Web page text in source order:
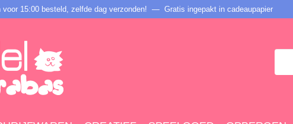
voor 15:00 besteld, zelfde dag verzonden! — Gratis ingepakt in cadeaupapier